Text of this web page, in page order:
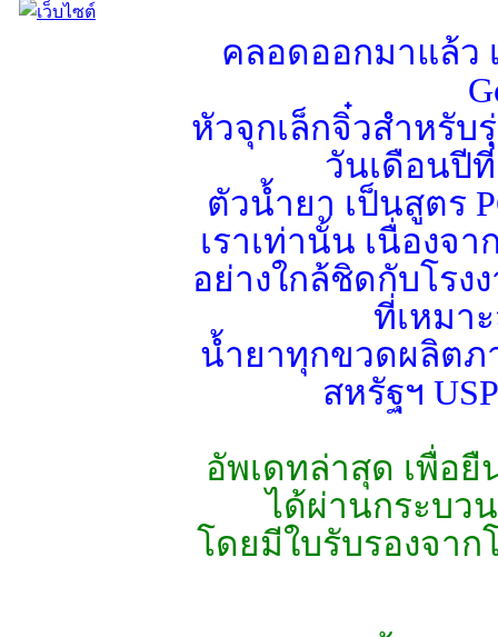
คลอดออกมาแล้ว
หัวจุกเล็กจิ๋วสำหรับ
วันเดือนปี
ตัวน้ำยา เป็นสูตร
เราเท่านั้น เนื่องจ
อย่างใกล้ชิดกับโร
ที่เหมา
น้ำยาทุกขวดผลิตภ
สหรัฐฯ
อัพเดทล่าสุด เพื่อ
ได้ผ่านกระบวน
โดยมีใบรับรองจาก